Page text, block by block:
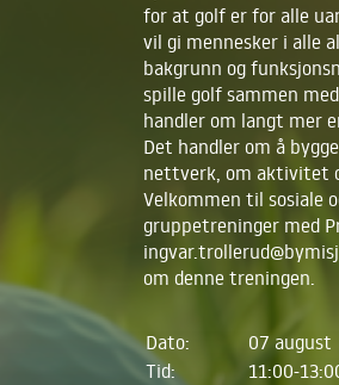
for at golf er for alle
vil gi mennesker i alle
bakgrunn og
spille golf sammen
handler om langt mer
Det handler om å
nettverk, om aktivitet
Velkommen til sosiale
gruppetreninger med
om denne treningen.
Dato:
07 august
Tid:
11:00-